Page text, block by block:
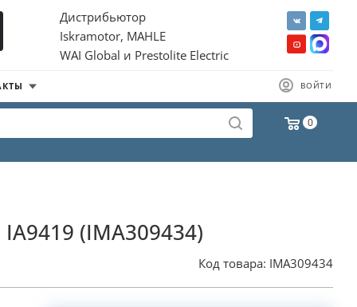
Дистрибьютор
Iskramotor, MAHLE
WAI Global и Prestolite Electric
ВОЙТИ
0
(IMA309434)
Код товара: IMA309434